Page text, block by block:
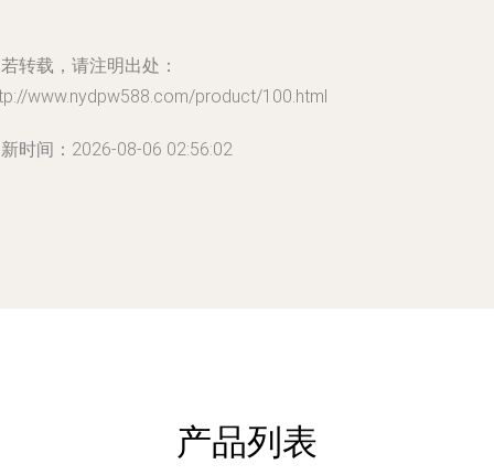
转载，请注明出处：
www.nydpw588.com/product/100.html
时间：2026-08-06 02:56:02
产品列表